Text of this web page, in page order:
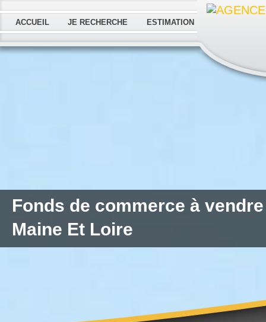
ACCUEIL JE RECHERCHE ESTIMATION
Fonds de commerce à
Maine Et Loire